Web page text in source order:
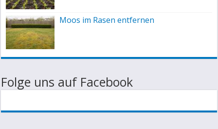
Moos im Rasen entfernen
Folge uns auf Facebook